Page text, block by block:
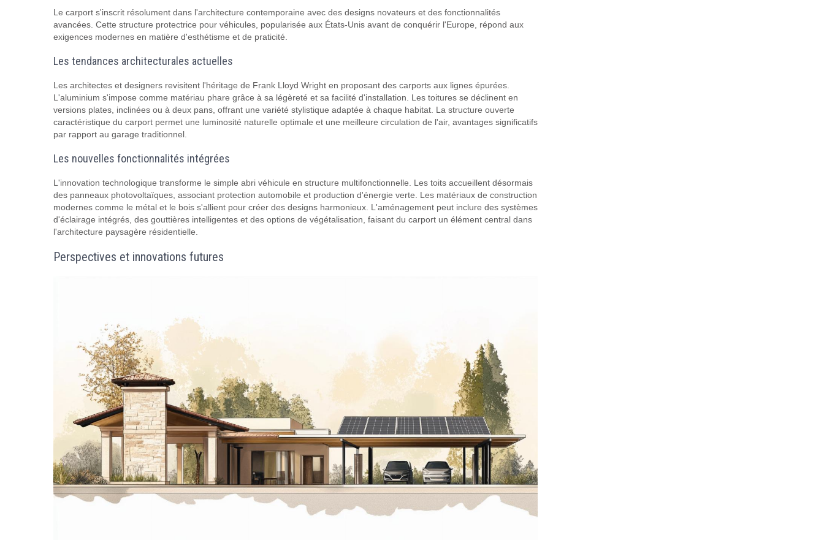
Le carport s'inscrit résolument dans l'architecture contemporaine avec des designs novateurs et des fonctionnalités
avancées. Cette structure protectrice pour véhicules, popularisée aux États-Unis avant de conquérir l'Europe, répond aux
exigences modernes en matière d'esthétisme et de praticité.
Les tendances architecturales actuelles
Les architectes et designers revisitent l'héritage de Frank Lloyd Wright en proposant des carports aux lignes épurées.
L'aluminium s'impose comme matériau phare grâce à sa légèreté et sa facilité d'installation. Les toitures se déclinent en
versions plates, inclinées ou à deux pans, offrant une variété stylistique adaptée à chaque habitat. La structure ouverte
caractéristique du carport permet une luminosité naturelle optimale et une meilleure circulation de l'air, avantages significatifs
par rapport au garage traditionnel.
Les nouvelles fonctionnalités intégrées
L'innovation technologique transforme le simple abri véhicule en structure multifonctionnelle. Les toits accueillent désormais
des panneaux photovoltaïques, associant protection automobile et production d'énergie verte. Les matériaux de construction
modernes comme le métal et le bois s'allient pour créer des designs harmonieux. L'aménagement peut inclure des systèmes
d'éclairage intégrés, des gouttières intelligentes et des options de végétalisation, faisant du carport un élément central dans
l'architecture paysagère résidentielle.
Perspectives et innovations futures